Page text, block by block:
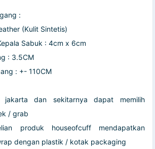
:
(Kulit Sintetis)
Sabuk : 4cm x 6cm
: 3.5CM
: +- 110CM
dan sekitarnya dapat memilih
/ grab
produk houseofcuff mendapatkan
dengan plastik / kotak packaging